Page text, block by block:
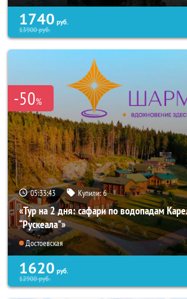
1740 руб.
13900руб.
-50%
05:33:41 Купили:6
«Тур на 2 дня: сафари по водопадам
“Рускеала"»
Достоевская
1620 руб.
12900руб.